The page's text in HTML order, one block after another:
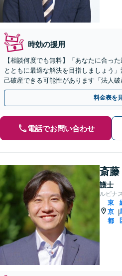
時効の援用
【相談何度でも無料】「あなたに合っ
とともに最適な解決を目指しましょう
己破産できる可能性があります「法人
騰に苦しむ企業さまを救済」【秘密厳
料金表を
電話でお問い合わせ
斎藤
護士
ルピナ
東
京
都
|